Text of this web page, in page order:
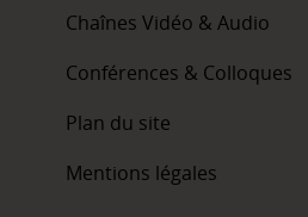
Chaînes Vidéo & Audio
Conférences & Colloques
Plan du site
Mentions légales